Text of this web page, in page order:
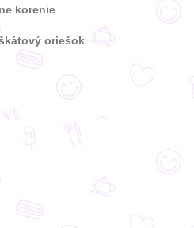
korenie
oriešok